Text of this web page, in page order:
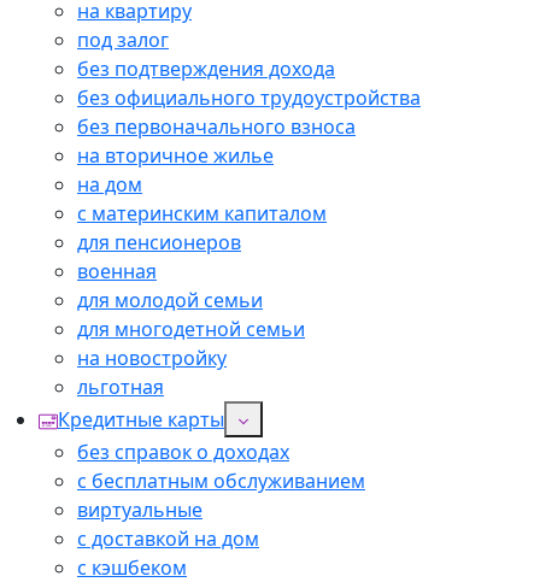
на квартиру
под залог
без подтверждения дохода
без официального трудоустройства
без первоначального взноса
на вторичное жилье
на дом
с материнским капиталом
для пенсионеров
военная
для молодой семьи
для многодетной семьи
на новостройку
льготная
Кредитные карты
без справок о доходах
с бесплатным обслуживанием
виртуальные
с доставкой на дом
с кэшбеком